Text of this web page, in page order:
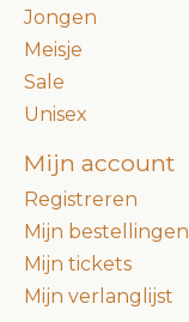
Jongen
Meisje
Sale
Unisex
Mijn account
Registreren
Mijn bestellingen
Mijn tickets
Mijn verlanglijst